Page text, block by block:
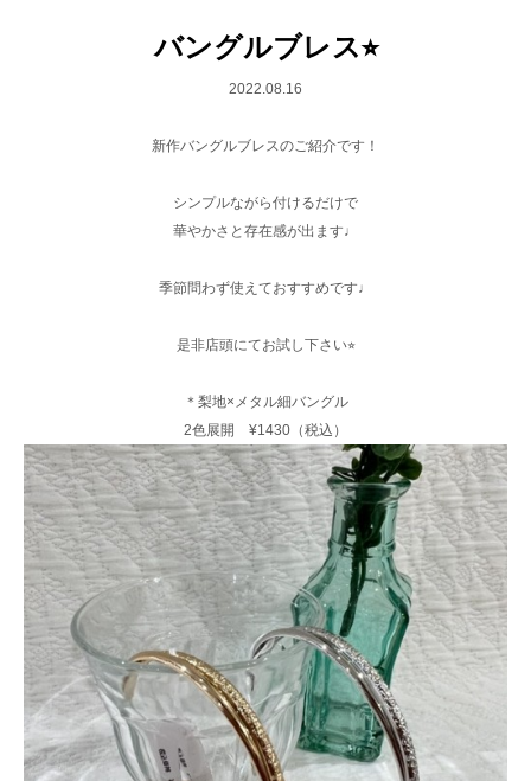
バングルブレス⭐︎
2022.08.16
新作バングルブレスのご紹介です！
シンプルながら付けるだけで
華やかさと存在感が出ます♩
季節問わず使えておすすめです♩
是非店頭にてお試し下さい⭐︎
＊梨地×メタル細バングル
2色展開 ¥1430（税込）